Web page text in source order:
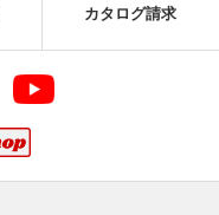
カタログ請求